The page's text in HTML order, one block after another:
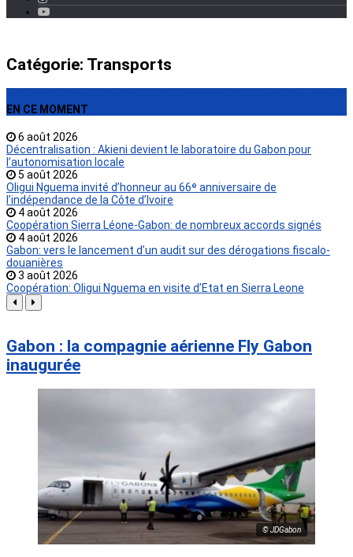
Catégorie: Transports
EN CE MOMENT
6 août 2026
Décentralisation : Akieni devient le laboratoire du Gabon pour
l’autonomisation locale
5 août 2026
Oligui Nguema invité d’honneur au 66ᵉ anniversaire de
l’indépendance de la Côte d’Ivoire
4 août 2026
Coopération Sierra Léone-Gabon: de nombreux accords signés
4 août 2026
Gabon: vers le lancement d’un audit sur des dérogations fiscalo-
douanières
3 août 2026
Coopération: Oligui Nguema en visite d’Etat en Sierra Leone
Gabon : la compagnie aérienne Fly Gabon
inaugurée
© JDGabon